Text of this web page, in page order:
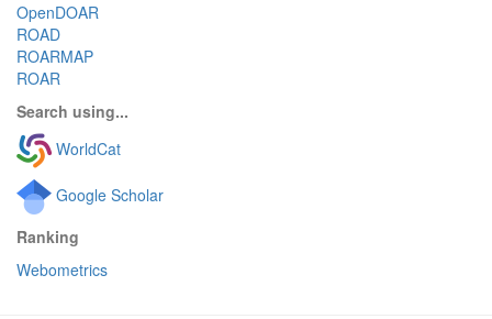
OpenDOAR
ROAD
ROARMAP
ROAR
Search using...
WorldCat
Google Scholar
Ranking
Webometrics